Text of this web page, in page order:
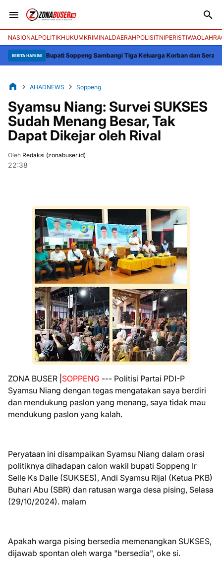
NASIONALPOLITIKHUKUMKRIMINALDAERAHPOLISITNIPERISTIWA
BERITA HARI INI
Bupati Soppeng Sambangi Tiga Keluarga Korban dan Serahkan Bantuan
AHADNEWS Soppeng
Syamsu Niang: Survei SUKSES
Sudah Menang Besar, Tak
Dapat Dikejar oleh Rival
Oleh Redaksi (zonabuser.id)
22:38
ZONA BUSER | SOPPENG --- Politisi Partai PDI-P
Syamsu Niang dengan tegas mengatakan saya berdiri
dan mendukung paslon yang menang, saya tidak mau
mendukung paslon yang kalah.
Peryataan ini disampaikan Syamsu Niang dalam orasi
politiknya dihadapan calon wakil bupati Soppeng Ir
Selle Ks Dalle (SUKSES), Andi Syamsu Rijal (Ketua PKB)
Buhari Abu (SBR) dan ratusan warga desa pising, Selasa
(29/10/2024). malam
Apakah warga pising bersedia memenangkan SUKSES,
dijawab spontan oleh warga "bersedia", oke si.